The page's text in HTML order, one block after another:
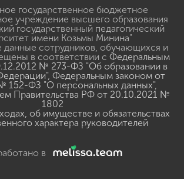
государственное бюджетное
учреждение высшего образования
государственный педагогический
имени Козьмы Минина"
данные сотрудников, обучающихся и
в соответствии с Федеральным
№ 273-ФЗ "Об образовании в
, Федеральным законом от
152-ФЗ "О персональных данных",
Правительства РФ от 20.10.2021 №
1802
об имуществе и обязательствах
характера руководителей
в